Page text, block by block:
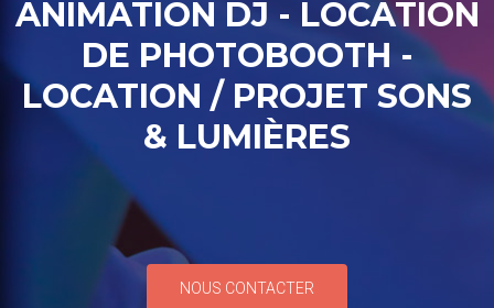
ANIMATION DJ - LOCATION
DE PHOTOBOOTH -
LOCATION / PROJET SONS
& LUMIÈRES
NOUS CONTACTER